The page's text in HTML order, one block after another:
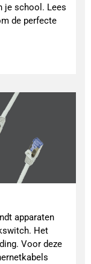
je school. Lees
de perfecte
apparaten
Het
Voor deze